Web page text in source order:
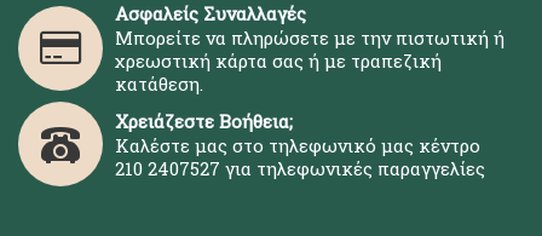
Ασφαλείς Συναλλαγές
Μπορείτε να πληρώσετε με την πιστωτική ή
χρεωστική κάρτα σας ή με τραπεζική
κατάθεση.
Χρειάζεστε Βοήθεια;
Καλέστε μας στο τηλεφωνικό μας κέντρο
210 2407527 για τηλεφωνικές παραγγελίες